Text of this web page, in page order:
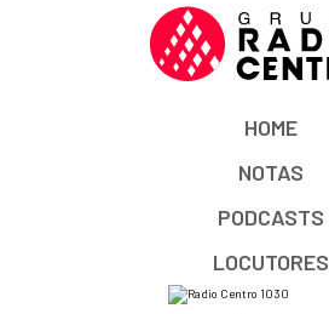
HOME
NOTAS
PODCASTS
LOCUTORES